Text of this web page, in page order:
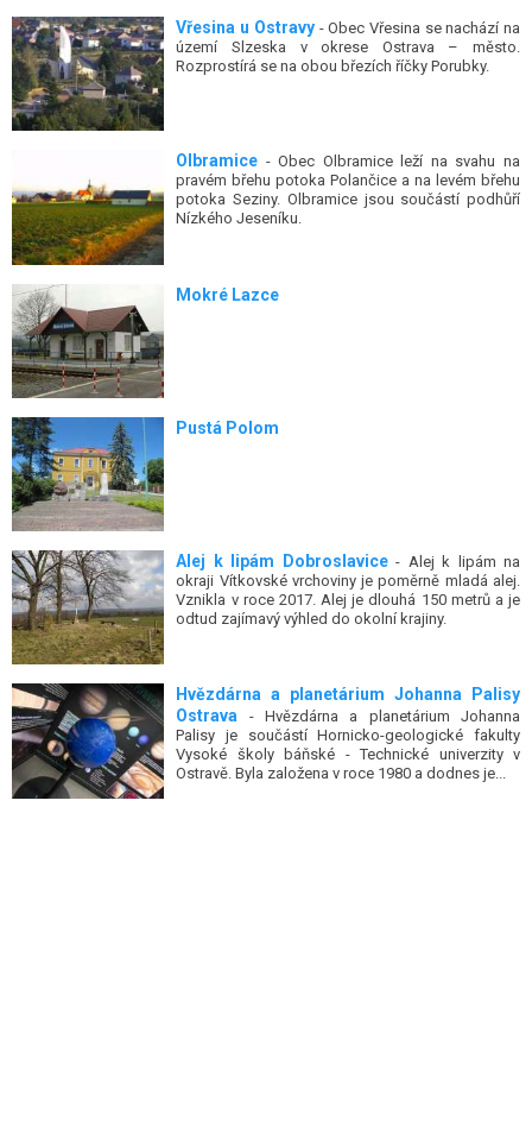
Vřesina u Ostravy- Obec Vřesina se nachází na
území Slzeska v okrese Ostrava – město.
Rozprostírá se na obou březích říčky Porubky.
Olbramice - Obec Olbramice leží na svahu na
pravém břehu potoka Polančice a na levém břehu
potoka Seziny. Olbramice jsou součástí podhůří
Nízkého Jeseníku.
Mokré Lazce
Pustá Polom
Alej k lipám Dobroslavice- Alej k lipám na
okraji Vítkovské vrchoviny je poměrně mladá alej.
Vznikla v roce 2017. Alej je dlouhá 150 metrů a je
odtud zajímavý výhled do okolní krajiny.
Hvězdárna a planetárium Johanna Palisy
Ostrava - Hvězdárna a planetárium Johanna
Palisy je součástí Hornicko-geologické fakulty
Vysoké školy báňské - Technické univerzity v
Ostravě. Byla založena v roce 1980 a dodnes je...